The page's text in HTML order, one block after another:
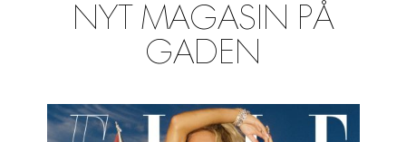
NYT MAGASIN PÅ
GADEN